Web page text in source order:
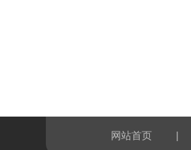
网站首页 |